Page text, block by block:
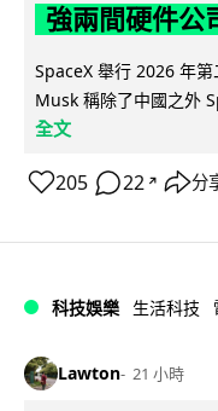
強兩間硬件公
SpaceX 舉行 2026 年
Musk 稱除了中國之外
全文
205 22 ↗ 分
科技娛樂 生活科技
Lawton 21 小時